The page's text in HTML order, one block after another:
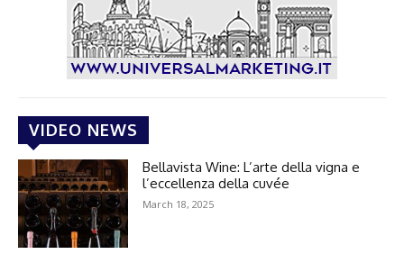
VIDEO NEWS
Bellavista Wine: L’arte della vigna e
l’eccellenza della cuvée
March 18, 2025